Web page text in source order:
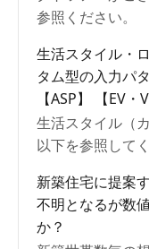
参照ください。
生活スタイル・
タム型の入力パ
【ASP】 【EV・
生活スタイル（
以下を参照して
新築住宅に提案
不明となるが数
か？